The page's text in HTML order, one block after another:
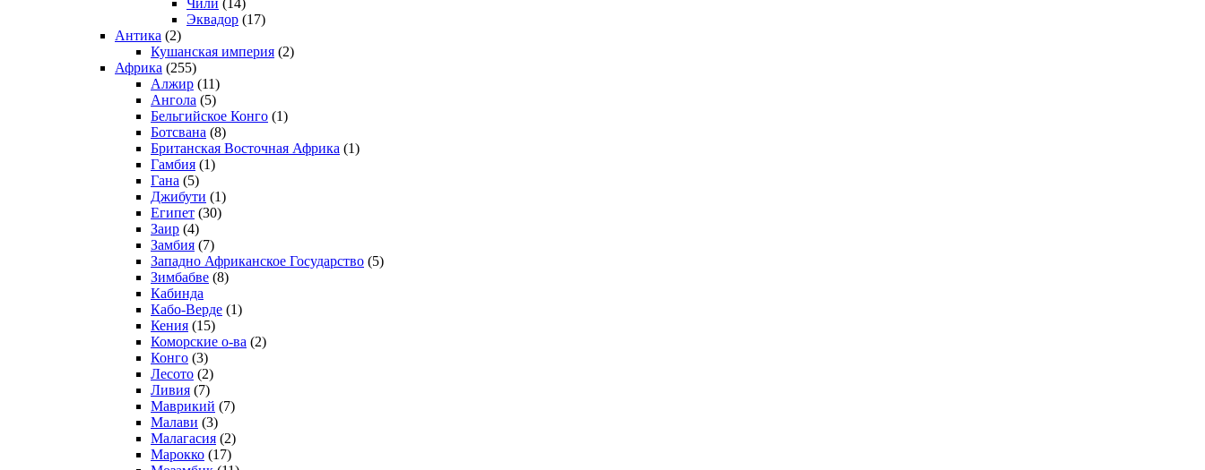
Эквадор (17)
Антика (2)
Кушанская империя (2)
Африка (255)
Алжир (11)
Ангола (5)
Бельгийское Конго (1)
Ботсвана (8)
Британская Восточная Африка (1)
Гамбия (1)
Гана (5)
Джибути (1)
Египет (30)
Заир (4)
Замбия (7)
Западно Африканское Государство (5)
Зимбабве (8)
Кабинда
Кабо-Верде (1)
Кения (15)
Коморские о-ва (2)
Конго (3)
Лесото (2)
Ливия (7)
Маврикий (7)
Малави (3)
Малагасия (2)
Марокко (17)